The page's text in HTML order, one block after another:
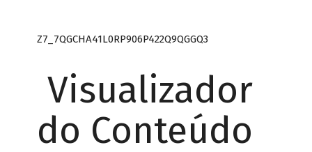
Z7_7QGCHA41L0RP906P422Q9QGGQ3
Visualizador
do Conteúdo